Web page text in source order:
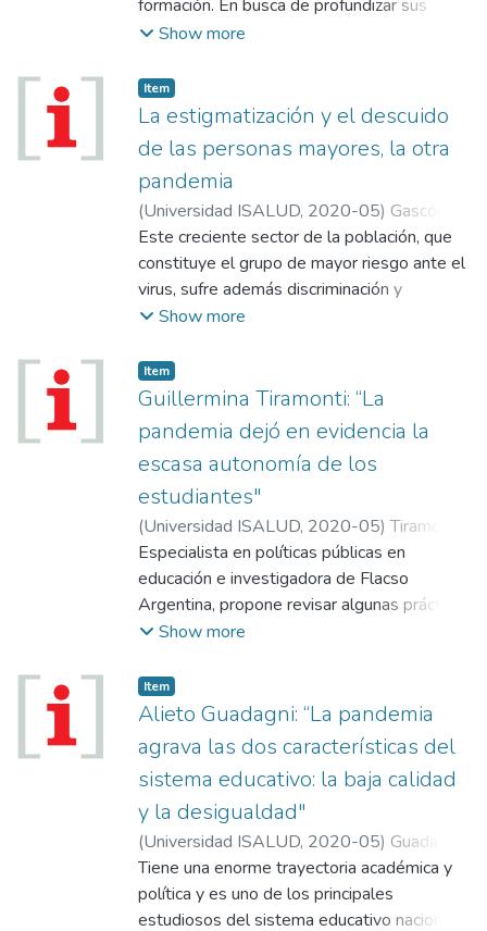
formación. En busca de profundizar sus
conocimientos sobre políticas públicas llegó
maestría en Sistema de Salud y Seguridad
Social que la animó a dar el salto y la puso
al frente de la Dirección de Enfermería de la
Nación.
Show more
Item
La estigmatización y el descuido
de las personas mayores, la otra
pandemia
(Universidad ISALUD, 2020-05) Gascón,
Silvia
Este creciente sector de la población, que
constituye el grupo de mayor riesgo ante el
virus, sufre además discriminación y
destrato en bancos y otras organizaciones.
Show more
Item
Guillermina Tiramonti: “La
pandemia dejó en evidencia la
escasa autonomía de los
estudiantes"
(Universidad ISALUD, 2020-05)Tiramonti,
Guillermina
Especialista en políticas públicas en
educación e investigadora de Flacso
Argentina, propone revisar algunas prácticas
actuales y revisar la formación docente.
tienen que enseñar a los jóvenes a ser
autónomos, investigar y crear”, afirmó.
Show more
Item
Alieto Guadagni: “La pandemia
agrava las dos características del
sistema educativo: la baja calidad
y la desigualdad"
(Universidad ISALUD, 2020-05) Guadagni,
Alieto
Tiene una enorme trayectoria académica y
política y es uno de los principales
estudiosos del sistema educativo nacional.